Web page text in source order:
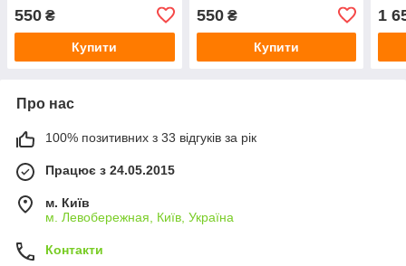
550 ₴
Купити
550₴
Купити
1
Про нас
100% позитивних з 33 відгуків за рік
Працює з 24.05.2015
м. Київ
м. Левобережная, Київ, Україна
Контакти